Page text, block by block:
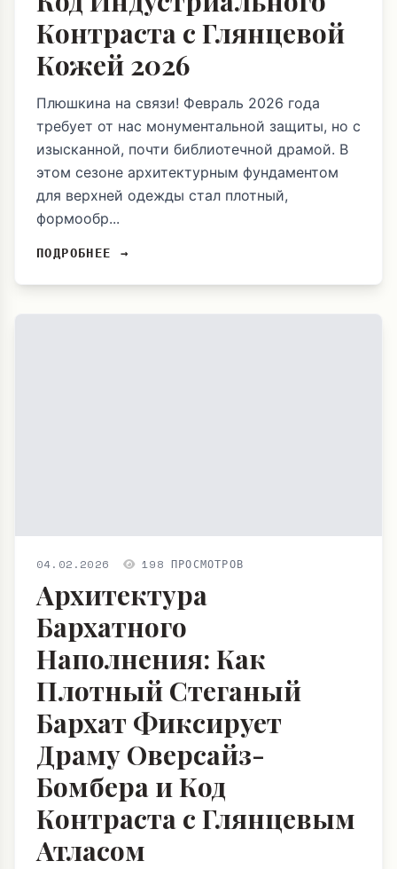
Контраста с Глянцевой
Кожей 2026
Плюшкина на связи! Февраль 2026 года
требует от нас монументальной защиты, но с
изысканной, почти библиотечной драмой. В
этом сезоне архитектурным фундаментом
для верхней одежды стал плотный,
формообр...
ПОДРОБНЕЕ →
04.02.2026 198 ПРОСМОТРОВ
Архитектура
Бархатного
Наполнения: Как
Плотный Стеганый
Бархат Фиксирует
Драму Оверсайз-
Бомбера и Код
Контраста с Глянцевым
Атласом